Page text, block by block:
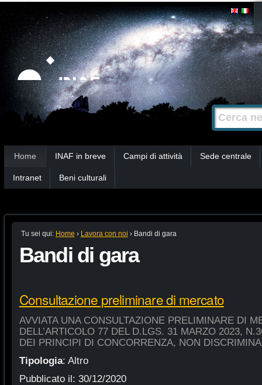
Strumenti
personali
Salta
contenuti.
|
Salta
alla
navigazione
Cerca nel
Ricerca
avanzata…
Home INAF in breve Campi di attività Sede centrale
Intranet Beni culturali
Tu sei qui: Home › Lavora con noi › Bandi di gara
Bandi di gara
Consultazione preliminare di mercato
AVVIATA UNA CONSULTAZIONE PRELIMINARE DI
DELL’ARTICOLO 77 DEL D.LGS. 31 MARZO 2023,
DEI PRINCIPI DI CONCORRENZA, NON
Tipologia: Altro
Pubblicato il: 30/12/2020